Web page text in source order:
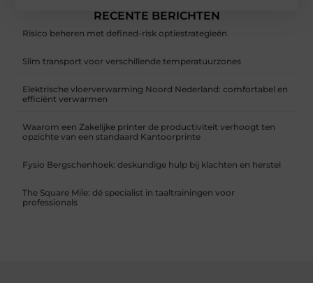
RECENTE BERICHTEN
Risico beheren met defined-risk optiestrategieën
Slim transport voor verschillende temperatuurzones
Elektrische vloerverwarming Noord Nederland: comfortabel en
efficiënt verwarmen
Waarom een Zakelijke printer de productiviteit verhoogt ten
opzichte van een standaard Kantoorprinte
Fysio Bergschenhoek: deskundige hulp bij klachten en herstel
The Square Mile: dé specialist in taaltrainingen voor
professionals